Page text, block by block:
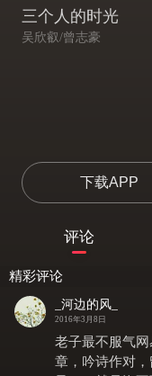
三个人的时光
吴欣叡/曾志豪
下载APP
评论
精彩评论
_河边的风_
2016年3月8日
老子最不服气
章，吟诗作对